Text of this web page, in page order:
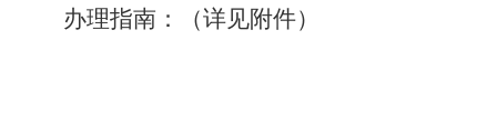
办理指南：（详见附件）